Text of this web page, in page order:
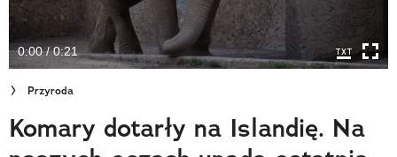
Newsletter
Cuda Polski
Wielki Konkurs Fotograficzny
Trendbook Podróżniczy
0:00 / 0:21
Przyroda
Komary dotarły na Islandię. Na